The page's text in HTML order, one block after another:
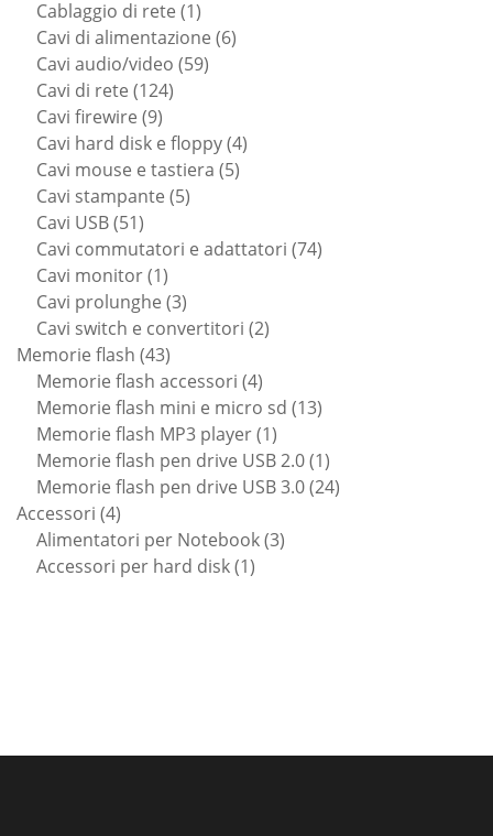
prodotti
Cablaggio di rete 11
prodotto
Cavi di alimentazione 66
Cavi audio/video 5959
Cavi di rete 124124
Cavi firewire 99
prodotti
Cavi hard disk e floppy 44
Cavi mouse e tastiera 55
Cavi stampante 55
Cavi USB 5151
prodotti
Cavi commutatori e adattatori 7474
Cavi monitor 11
prodotto
Cavi prolunghe 33
prodotti
Cavi switch e convertitori 22
Memorie flash 4343
prodotti
Memorie flash accessori 44
prodotti
Memorie flash mini e micro sd 1313
Memorie flash MP3 player 11
prodotto
Memorie flash pen drive USB 2.0 11
prodotto
Memorie flash pen drive USB 3.0 2424
Accessori 44
prodotti
Alimentatori per Notebook 33
Accessori per hard disk 11